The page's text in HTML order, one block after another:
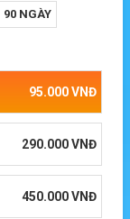
90 NGÀY
95.000VNĐ
290.000VNĐ
450.000VNĐ